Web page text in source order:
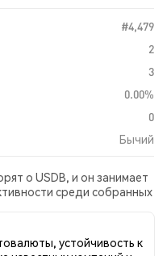
#4,479
2
3
0.00%
0
Бычий
о USDB, и он занимает
среди собранных
Бычий. Всего было
о USDB. В Twitter 33.33%
с 0.00% твитов с
устойчивость к